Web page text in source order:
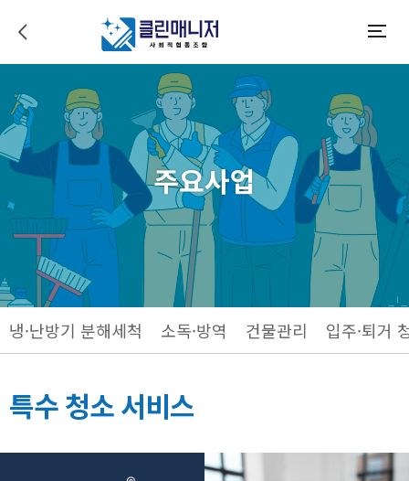
이전으로 가기
주요사업
냉·난방기 분해세척 소독·방역 건물관리 입주·퇴거
특수 청소 서비스